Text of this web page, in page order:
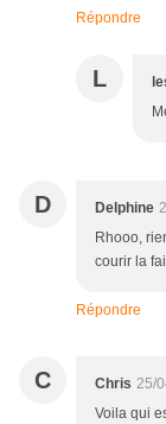
Répondre
L
D Delphine
Rhooo,
courir la
Répondre
C Chris 25/
Voila qui